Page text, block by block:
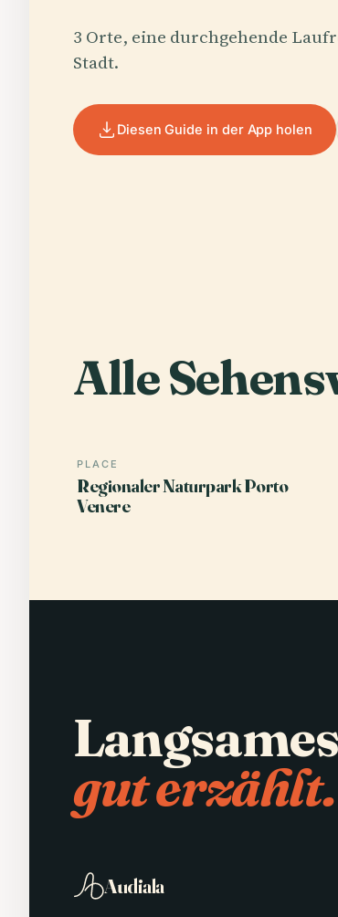
3 Orte, eine durchgehende
Stadt.
Diesen Guide in der App holen
Alle
PLACE
Regionaler Naturpark Porto
Venere
gut erzählt.
Audiala